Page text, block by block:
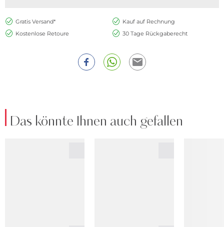
Gratis Versand*
Kauf auf Rechnung
Kostenlose Retoure
30 Tage Rückgaberecht
Das könnte Ihnen auch gefallen